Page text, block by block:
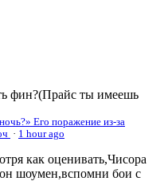
фин?(Прайс ты имеешь
Его поражение из-за
· 1 hour ago
как оценивать,Чисора
шоумен,вспомни бои с